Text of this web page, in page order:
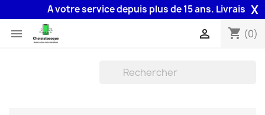
A votre service depuis plus de 15 ans. Livraison X
 shopping_cart (0)
